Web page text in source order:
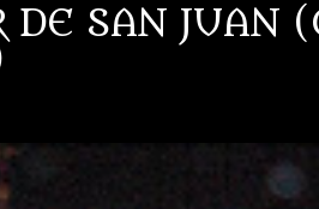
SAN JUAN